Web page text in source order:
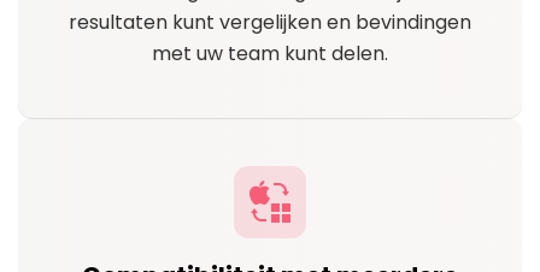
resultaten kunt vergelijken en bevindingen
met uw team kunt delen.